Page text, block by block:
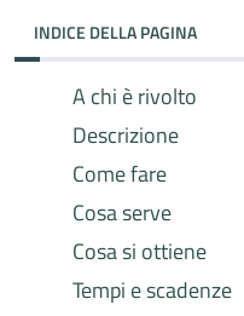
INDICE DELLA PAGINA
A chi è rivolto
Descrizione
Come fare
Cosa serve
Cosa si ottiene
Tempi e scadenze